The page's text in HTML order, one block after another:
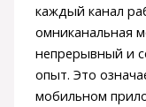
каждый канал
омниканальная
непрерывный и
опыт. Это
мобильном